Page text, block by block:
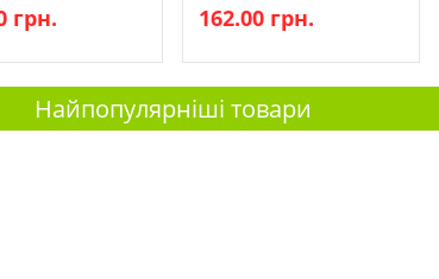
грн. 162.00 грн.
Найпопулярніші товари